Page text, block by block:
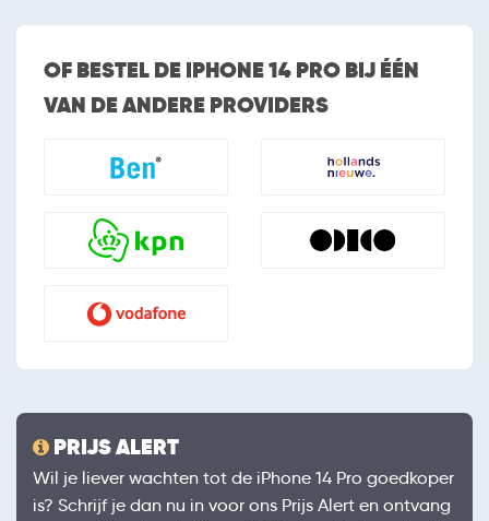
OF BESTEL DE IPHONE 14 PRO BIJ ÉÉN
VAN DE ANDERE PROVIDERS
PRIJS ALERT
Wil je liever wachten tot de iPhone 14 Pro goedkoper
is? Schrijf je dan nu in voor ons Prijs Alert en ontvang